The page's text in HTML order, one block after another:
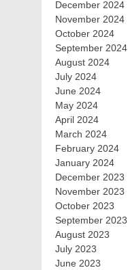
December 2024
November 2024
October 2024
September 2024
August 2024
July 2024
June 2024
May 2024
April 2024
March 2024
February 2024
January 2024
December 2023
November 2023
October 2023
September 2023
August 2023
July 2023
June 2023